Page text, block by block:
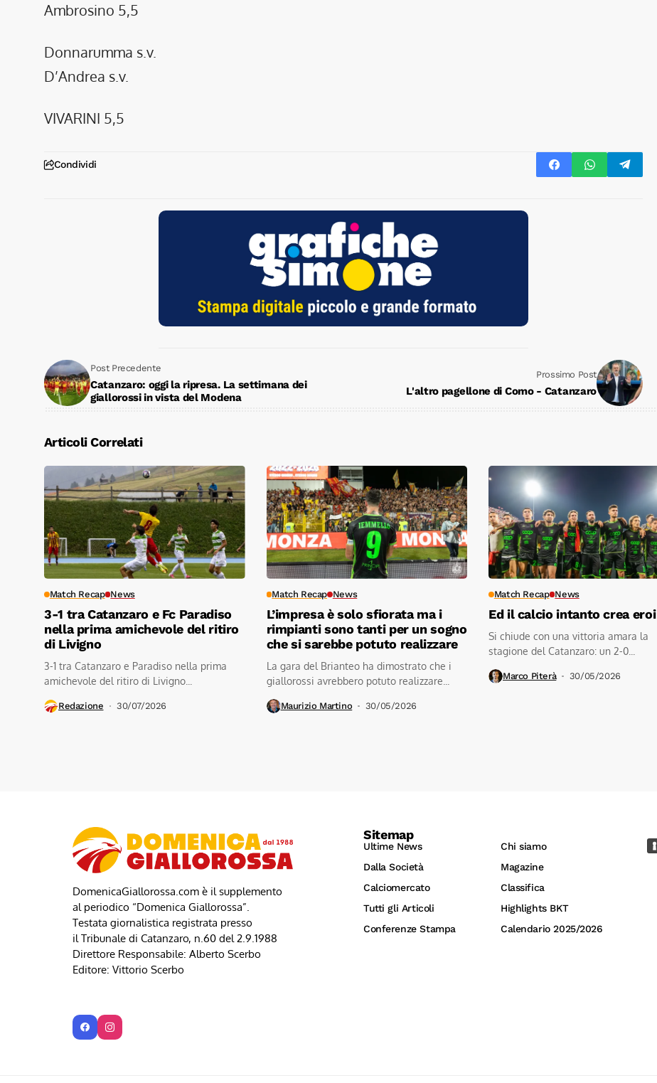
Ambrosino 5,5
Donnarumma s.v.
D’Andrea s.v.
VIVARINI 5,5
Condividi
Post Precedente
Catanzaro: oggi la ripresa. La settimana dei
giallorossi in vista del Modena
Prossimo Post
L'altro pagellone di Como - Catanzaro
Articoli Correlati
Match Recap News
3-1 tra Catanzaro e Fc Paradiso
nella prima amichevole del ritiro
di Livigno
3-1 tra Catanzaro e Paradiso nella prima
amichevole del ritiro di Livigno...
Redazione 30/07/2026
Match Recap News
L’impresa è solo sfiorata ma i
rimpianti sono tanti per un sogno
che si sarebbe potuto realizzare
La gara del Brianteo ha dimostrato che i
giallorossi avrebbero potuto realizzare...
Maurizio Martino 30/05/2026
Match Recap News
Ed il calcio intanto crea eroi
Si chiude con una vittoria amara la
stagione del Catanzaro: un 2-0...
Marco Piterà 30/05/2026
DomenicaGiallorossa.com è il supplemento
al periodico “Domenica Giallorossa”.
Testata giornalistica registrata presso
il Tribunale di Catanzaro, n.60 del 2.9.1988
Direttore Responsabile: Alberto Scerbo
Editore: Vittorio Scerbo
Sitemap
Ultime News
Chi siamo
Dalla Società
Magazine
Calciomercato
Classifica
Tutti gli Articoli
Highlights BKT
Conferenze Stampa
Calendario 2025/2026